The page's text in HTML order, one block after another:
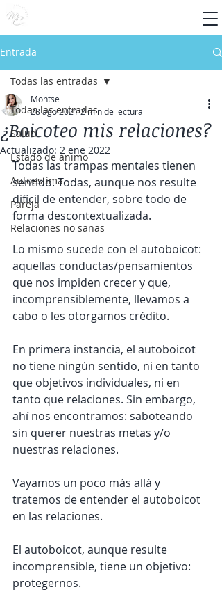
Entrada
Todas las entradas
Salud
Estado de ánimo
Autoestima
Pareja
Relaciones no sanas
Todas las entradas
¿Boicoteo mis relaciones?
Montse
28 ago 2021 2 min de lectura
Actualizado: 2 ene 2022
Todas las trampas mentales tienen
sentido. Todas, aunque nos resulte
difícil de entender, sobre todo de
forma descontextualizada.
Lo mismo sucede con el autoboicot:
aquellas conductas/pensamientos
que nos impiden crecer y que,
incomprensiblemente, llevamos a
cabo o les otorgamos crédito.
En primera instancia, el autoboicot
no tiene ningún sentido, ni en tanto
que objetivos individuales, ni en
tanto que relaciones. Sin embargo,
ahí nos encontramos: saboteando
sin querer nuestras metas y/o
nuestras relaciones.
Vayamos un poco más allá y
tratemos de entender el autoboicot
en las relaciones.
El autoboicot, aunque resulte
incomprensible, tiene un objetivo:
protegernos.